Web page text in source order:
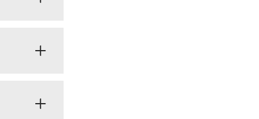
. Het kan